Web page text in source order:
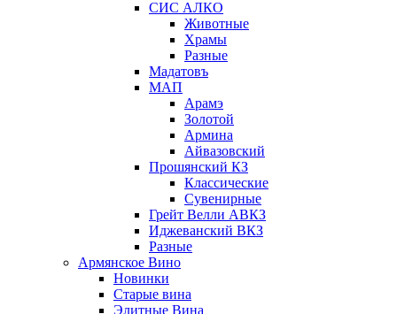
СИС АЛКО
Животные
Храмы
Разные
Мадатовъ
МАП
Арамэ
Золотой
Армина
Айвазовский
Прошянский КЗ
Классические
Сувенирные
Грейт Велли АВКЗ
Иджеванский ВКЗ
Разные
Армянское Вино
Новинки
Старые вина
Элитные Вина